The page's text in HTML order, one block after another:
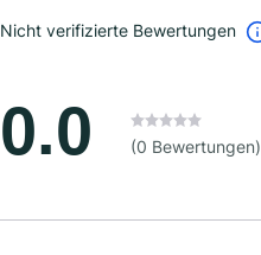
Nicht verifizierte Bewertungen
0.0 (0 Bewertungen)